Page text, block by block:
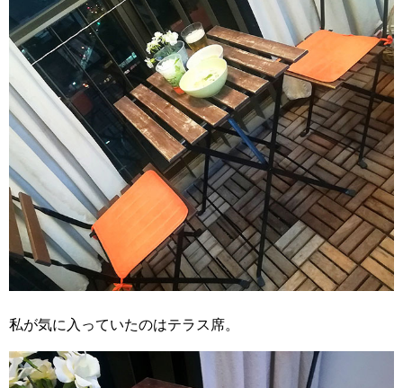
私が気に入っていたのはテラス席。